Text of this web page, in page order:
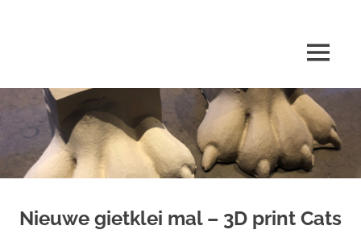
MENU
Nieuwe gietklei mal – 3D print Cats